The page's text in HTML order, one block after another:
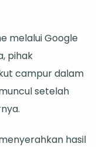
melalui Google
pihak
campur dalam
setelah
hasil